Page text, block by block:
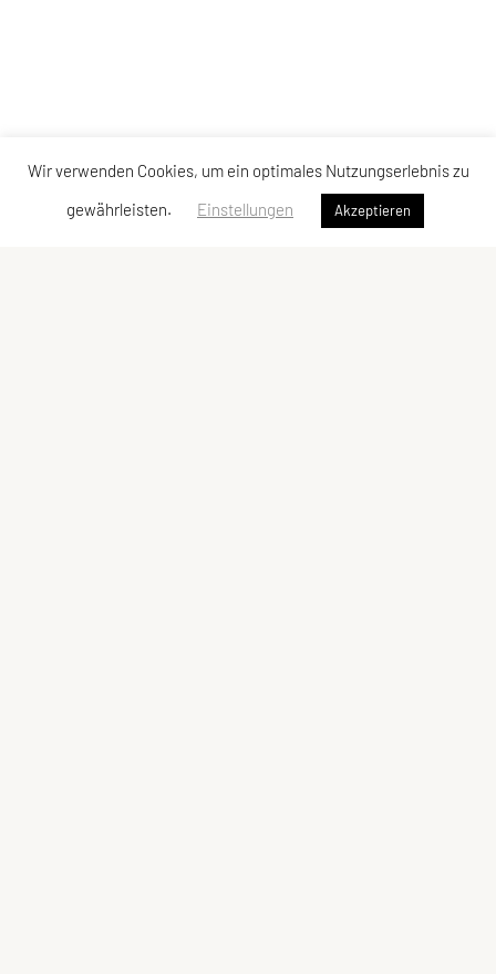
Wir verwenden Cookies, um ein optimales Nutzungserlebnis zu
gewährleisten.
Einstellungen Akzeptieren